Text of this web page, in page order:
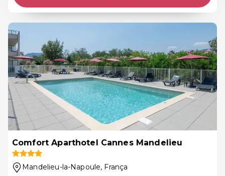
Comfort Aparthotel Cannes Mandelieu
Mandelieu-la-Napoule, França